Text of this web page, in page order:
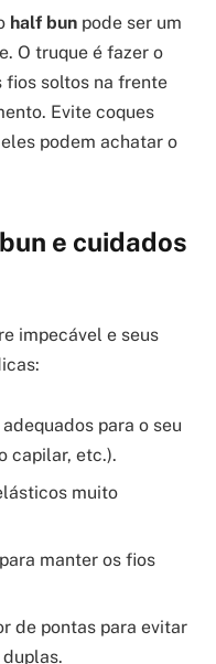
half bun pode ser um
O truque é fazer o
fios soltos na frente
Evite coques
podem achatar o
e cuidados
impecável e seus
para o seu
capilar, etc.).
muito
manter os fios
de pontas para evitar